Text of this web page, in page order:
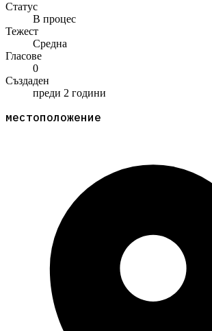
Статус
В процес
Тежест
Средна
Гласове
0
Създаден
преди 2 години
местоположение